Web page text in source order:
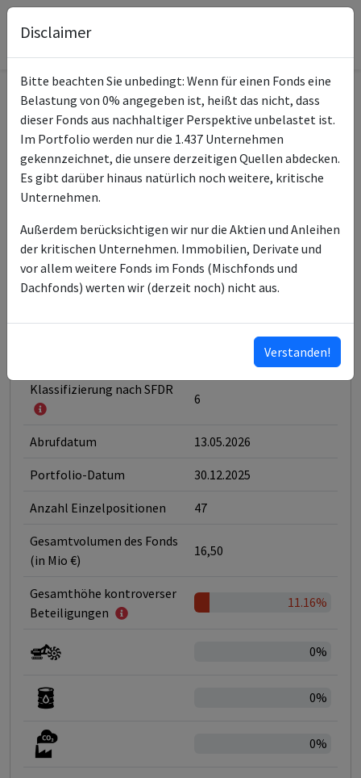
Informationen zum Fonds
Name EM Digital Leaders R
ISIN des Fonds DE000A2QK5J1
Anteilsklassen
DE000A2QK5K9
Typ des Fonds Aktien
Gesellschaft mbH
Baader Bank AG
Klassifizierung nach SFDR
6
Abrufdatum 13.05.2026
Portfolio-Datum 30.12.2025
Anzahl Einzelpositionen 47
Gesamtvolumen des Fonds
(in Mio €)
16,50
Gesamthöhe kontroverser
Beteiligungen
11.16%
0%
0%
0%
Disclaimer
Bitte beachten Sie unbedingt: Wenn für einen Fonds eine
Belastung von 0% angegeben ist, heißt das nicht, dass
dieser Fonds aus nachhaltiger Perspektive unbelastet ist.
Im Portfolio werden nur die 1.437 Unternehmen
gekennzeichnet, die unsere derzeitigen Quellen abdecken.
Es gibt darüber hinaus natürlich noch weitere, kritische
Unternehmen.
Außerdem berücksichtigen wir nur die Aktien und Anleihen
der kritischen Unternehmen. Immobilien, Derivate und
vor allem weitere Fonds im Fonds (Mischfonds und
Dachfonds) werten wir (derzeit noch) nicht aus.
Verstanden!